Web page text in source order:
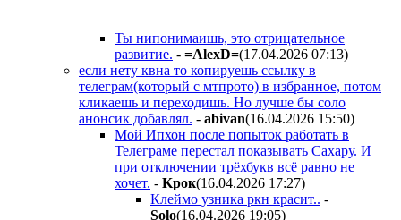
Ты нипонимаишь, это отрицательное
развитие. - =AlexD=(17.04.2026 07:13)
если нету квна то копируешь ссылку в
телеграм(который с мтпрото) в избранное, потом
кликаешь и переходишь. Но лучше бы соло
анонсик добавлял. - abivan(16.04.2026 15:50)
Мой Ипхон после попыток работать в
Телеграме перестал показывать Сахару. И
при отключении трёхбукв всё равно не
хочет. - Kpoк(16.04.2026 17:27)
Клеймо узника ркн красит.. -
Solo(16.04.2026 19:05)